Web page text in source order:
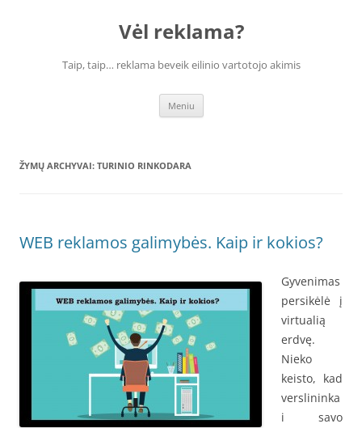
Vėl reklama?
Taip, taip… reklama beveik eilinio vartotojo akimis
Meniu Pereiti
turinio
ŽYMŲ ARCHYVAI: TURINIO RINKODARA
WEB reklamos galimybės. Kaip ir kokios?
Gyvenimas
persikėlė į
virtualią
erdvę.
Nieko
keisto, kad
verslininka
i savo